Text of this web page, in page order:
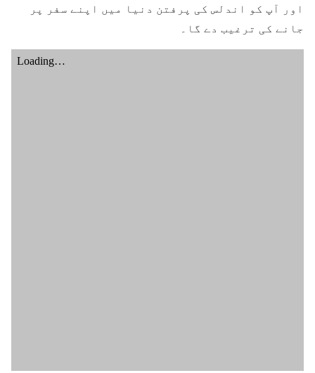
اور آپ کو اندلس کی پرفتن دنیا میں اپنے سفر پر
جانے کی ترغیب دے گا۔